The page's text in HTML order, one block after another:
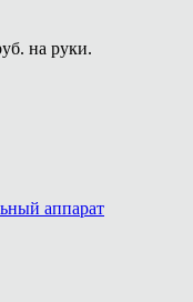
на руки.
аппарат